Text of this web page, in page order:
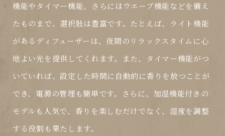
機能やタイマー機能、さらにはウエーブ機能などを備え
たものまで、選択肢は豊富です。たとえば、ライト機能
があるディフューザーは、夜間のリラックスタイムに心
地よい光を提供してくれます。また、タイマー機能がつ
いていれば、設定した時間に自動的に香りを放つことが
でき、電源の管理も簡単です。さらに、加湿機能付きの
モデルも人気で、香りを楽しむだけでなく、湿度を調整
する役割も果たします。